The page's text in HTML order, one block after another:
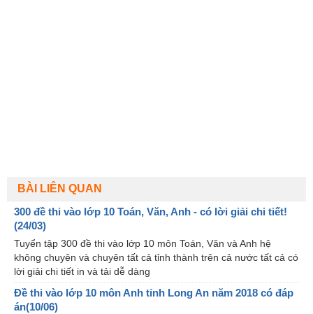
BÀI LIÊN QUAN
300 đề thi vào lớp 10 Toán, Văn, Anh - có lời giải chi tiết!
(24/03)
Tuyển tập 300 đề thi vào lớp 10 môn Toán, Văn và Anh hệ
không chuyên và chuyên tất cả tỉnh thành trên cả nước tất cả có
lời giải chi tiết in và tải dễ dàng
Đề thi vào lớp 10 môn Anh tỉnh Long An năm 2018 có đáp
án(10/06)